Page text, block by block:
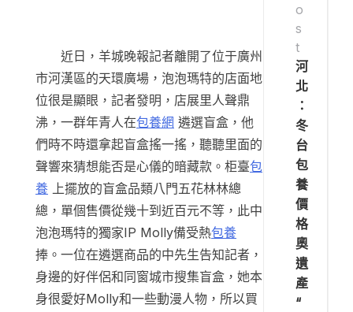
近日，羊城晚報記者離開了位于廣州
市河漢區的天環廣場，泡泡瑪特的店面地
位很是顯眼，記者發明，店展里人聲鼎
沸，一群年青人在包養網 遴選盲盒，他
們時不時還拿起盲盒搖一搖，聽聽里面的
聲響來猜想能否是心儀的暗藏款。柜臺包
養 上擺放的盲盒品類八門五花林林總
總，單個售價從幾十到近百元不等，此中
泡泡瑪特的獨家IP Molly備受熱包養
捧。一位在遴選商品的中先生告知記者，
身邊的好伴侶和同窗城市搜集盲盒，她本
身很愛好Molly和一些動漫人物，所以買
o
s
t
河
北
：
冬
台
包
養
價
格
奧
遺
產
“